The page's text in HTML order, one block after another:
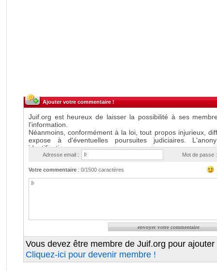
Ajouter votre commentaire !
Adresse email : Mot de passe :
Votre commentaire: 0/1500 caractères
Vous devez être membre de Juif.org pour
Cliquez-ici pour devenir membre !